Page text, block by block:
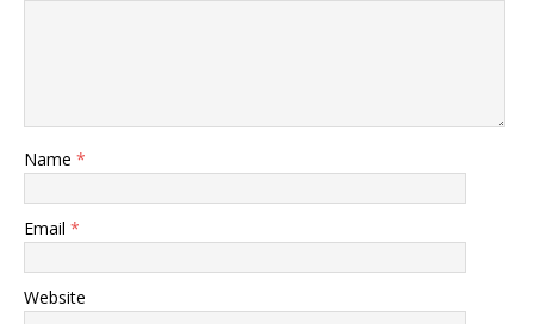
Name *
Email *
Website